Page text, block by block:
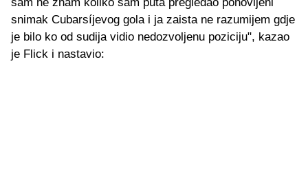
snimak Cubarsíjevog gola i ja zaista ne razumijem gdje
je bilo ko od sudija vidio nedozvoljenu poziciju", kazao
je Flick i nastavio: